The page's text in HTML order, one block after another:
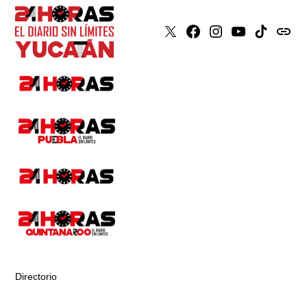
X Faceboook
Instagram
YoutubeTiktokissuu
Directorio